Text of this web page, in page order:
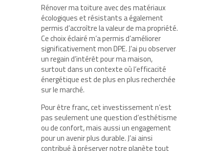
Rénover ma toiture avec des matériaux
écologiques et résistants a également
permis d’accroître la valeur de ma propriété.
Ce choix éclairé m’a permis d’améliorer
significativement mon DPE. J’ai pu observer
un regain d’intérêt pour ma maison,
surtout dans un contexte où l’efficacité
énergétique est de plus en plus recherchée
sur le marché.
Pour être franc, cet investissement n’est
pas seulement une question d’esthétisme
ou de confort, mais aussi un engagement
pour un avenir plus durable. J’ai ainsi
contribué à préserver notre planète tout